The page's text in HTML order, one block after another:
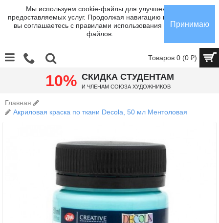
Мы используем cookie-файлы для улучшения
предоставляемых услуг. Продолжая навигацию по сайту,
вы соглашаетесь с правилами использования cookie-
файлов.
Принимаю
Товаров 0 (0 ₽)
10% СКИДКА СТУДЕНТАМ
И членам Союза Художников
Главная
Акриловая краска по ткани Decola, 50 мл Ментоловая